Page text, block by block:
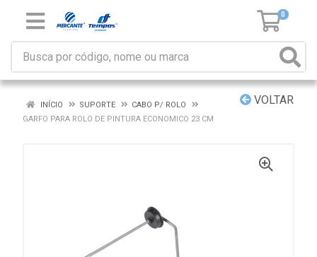
0
VOLTAR
INÍCIO SUPORTE
CABO P/ ROLO
GARFO PARA ROLO DE PINTURA ECONOMICO 23 CM